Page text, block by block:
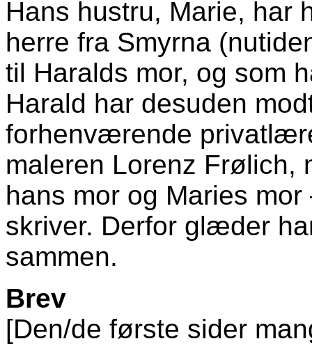
Hans hustru, Marie, har
herre fra Smyrna
til Haralds mor, og som
Harald har desuden
forhenværende
maleren Lorenz Frølich,
hans mor og Maries
skriver. Derfor glæder
sammen.
Brev
[Den/de første sider